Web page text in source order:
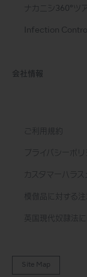
ナカニシ360°ツア
Infection Control
会社情報
ご利用規約
プライバシーポリ
カスタマーハラ
模倣品に対する注
英国現代奴隷法に
Site Map